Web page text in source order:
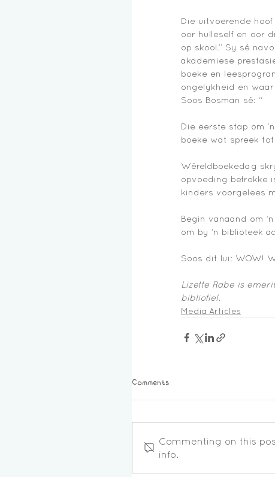
Die uitvoerende
oor hulleself en oor
op skool.” Sy sê
akademiese
boeke en
ongelykheid en
Soos Bosman sê: “
Die eerste stap om
boeke wat spreek
Wêreldboekedag
opvoeding betrokke
kinders voorgelees
Begin vanaand om
om by ’n biblioteek
Soos dit lui: WOW!
Lizette Rabe is
bibliofiel.
Media Articles
Comments
Commenting on this
info.